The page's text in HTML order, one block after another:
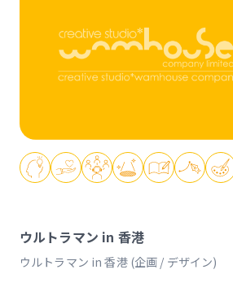
ウルトラマン in 香港
ウルトラマン in 香港 (企画 / デザイン)